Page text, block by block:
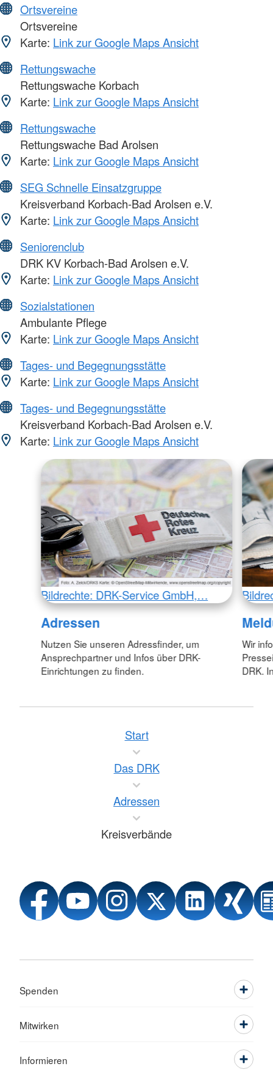
Ortsvereine
Ortsvereine
Karte: Link zur Google Maps Ansicht
Rettungswache
Rettungswache Korbach
Karte: Link zur Google Maps Ansicht
Rettungswache
Rettungswache Bad Arolsen
Karte: Link zur Google Maps Ansicht
SEG Schnelle Einsatzgruppe
Kreisverband Korbach-Bad Arolsen e.V.
Karte: Link zur Google Maps Ansicht
Seniorenclub
DRK KV Korbach-Bad Arolsen e.V.
Karte: Link zur Google Maps Ansicht
Sozialstationen
Ambulante Pflege
Karte: Link zur Google Maps Ansicht
Tages- und Begegnungsstätte
Karte: Link zur Google Maps Ansicht
Tages- und Begegnungsstätte
Kreisverband Korbach-Bad Arolsen e.V.
Karte: Link zur Google Maps Ansicht
Bildrechte: DRK-Service GmbH,…
Adressen
Nutzen Sie unseren Adressfinder, um
Ansprechpartner und Infos über DRK-
Einrichtungen zu finden.
Wir
DRK.
Start
Das DRK
Adressen
Kreisverbände
Spenden
Mitwirken
Informieren